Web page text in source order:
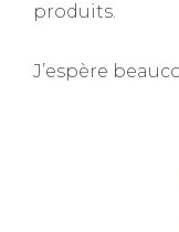
produits.
J’espère